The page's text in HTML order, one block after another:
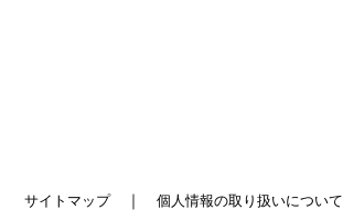
サイトマップ｜ 個人情報の取り扱いについて